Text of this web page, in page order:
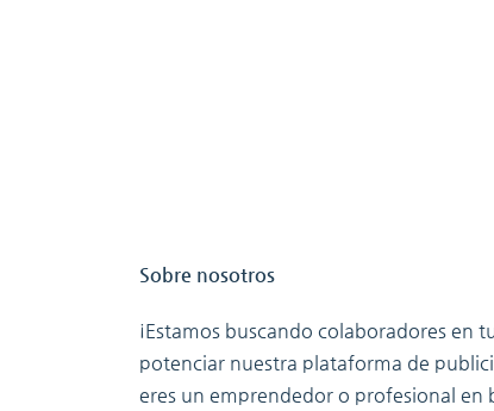
Sobre nosotros
¡Estamos buscando colaboradores en
potenciar nuestra plataforma de
eres un emprendedor o profesional en